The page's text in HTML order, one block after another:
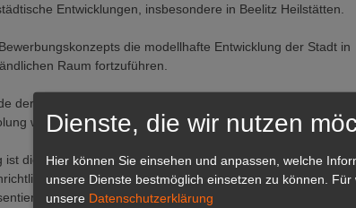
Entwicklungen, insbesondere in Beelitz Heilstätten.
die modellhafte Entwicklung der Stadt in
Raum fortzuführen.
der LAGA, grenzt unmittelbar an die Altstadt. Der Park soll
werden.
die Wiederöffnung des Mühlenfließes, die übrigens auch
ist. Im Rahmen der LAGA können hier beispielhaft
werden.
Dienste, die wir nutzen
Hier können Sie einsehen und anpassen, welche
unsere Dienste bestmöglich einsetzen zu können.
Für
unsere Datenschutzerklärung